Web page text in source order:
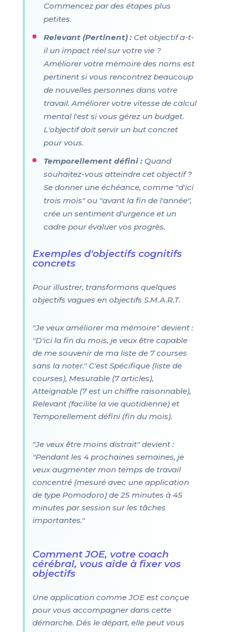
Commencez par des étapes plus
petites.
Relevant (Pertinent) :Cet objectif a-t-
il un impact réel sur votre vie ?
Améliorer votre mémoire des noms est
pertinent si vous rencontrez beaucoup
de nouvelles personnes dans votre
travail. Améliorer votre vitesse de calcul
mental l'est si vous gérez un budget.
L'objectif doit servir un but concret
pour vous.
Temporellement défini :Quand
souhaitez-vous atteindre cet objectif ?
Se donner une échéance, comme "d'ici
trois mois" ou "avant la fin de l'année",
crée un sentiment d'urgence et un
cadre pour évaluer vos progrès.
Exemples d'objectifs cognitifs
concrets
Pour illustrer, transformons quelques
objectifs vagues en objectifs S.M.A.R.T.
"Je veux améliorer ma mémoire" devient :
"D'ici la fin du mois, je veux être capable
de me souvenir de ma liste de 7 courses
sans la noter." C'est Spécifique (liste de
courses), Mesurable (7 articles),
Atteignable (7 est un chiffre raisonnable),
Relevant (facilite la vie quotidienne) et
Temporellement défini (fin du mois).
"Je veux être moins distrait" devient :
"Pendant les 4 prochaines semaines, je
veux augmenter mon temps de travail
concentré (mesuré avec une application
de type Pomodoro) de 25 minutes à 45
minutes par session sur les tâches
importantes."
Comment JOE, votre coach
cérébral, vous aide à fixer vos
objectifs
Une application comme JOE est conçue
pour vous accompagner dans cette
démarche. Dès le départ, elle peut vous